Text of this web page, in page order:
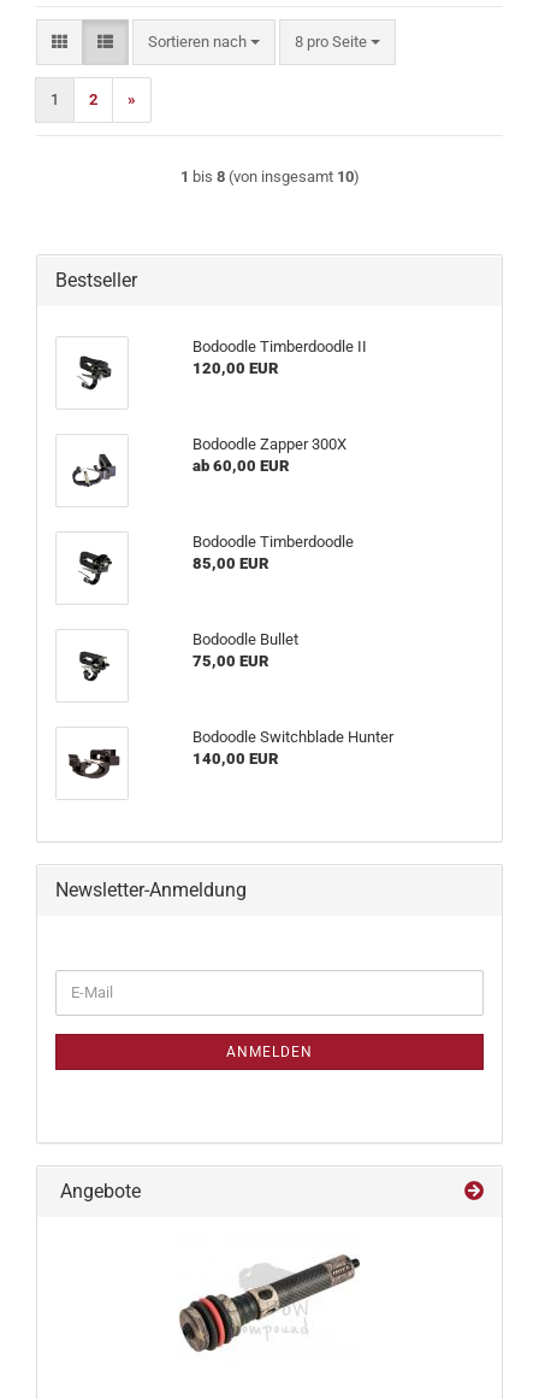
Sortieren nach
Sortieren nach 8 pro Seite
pro Seite
1 2 »
1 bis 8(von insgesamt 10)
Bestseller
Bodoodle Timberdoodle II
120,00 EUR
Bodoodle Zapper 300X
ab 60,00 EUR
Bodoodle Timberdoodle
85,00 EUR
Bodoodle Bullet
75,00 EUR
Bodoodle Switchblade Hunter
140,00 EUR
Newsletter-Anmeldung
ZUR
NEWSLETTER-
E-
Mail
ANMELDEN
Angebote